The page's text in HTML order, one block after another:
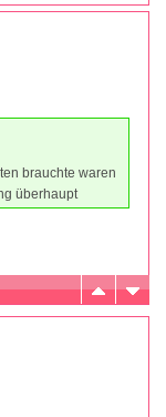
brauchte waren
überhaupt